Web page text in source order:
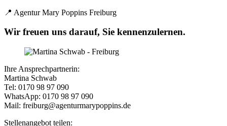
📍 Agentur Mary Poppins Freiburg
Wir freuen uns darauf, Sie kennenzulernen.
Ihre Ansprechpartnerin:
Martina Schwab
Tel: 0170 98 97 090
WhatsApp: 0170 98 97 090
Mail: freiburg@agenturmarypoppins.de
Stellenangebot teilen: